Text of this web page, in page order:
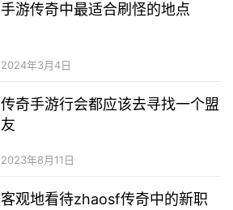
手游传奇中最适合刷怪的地点
2024年3月4日
传奇手游行会都应该去寻找一个盟
友
2023年8月11日
客观地看待zhaosf传奇中的新职